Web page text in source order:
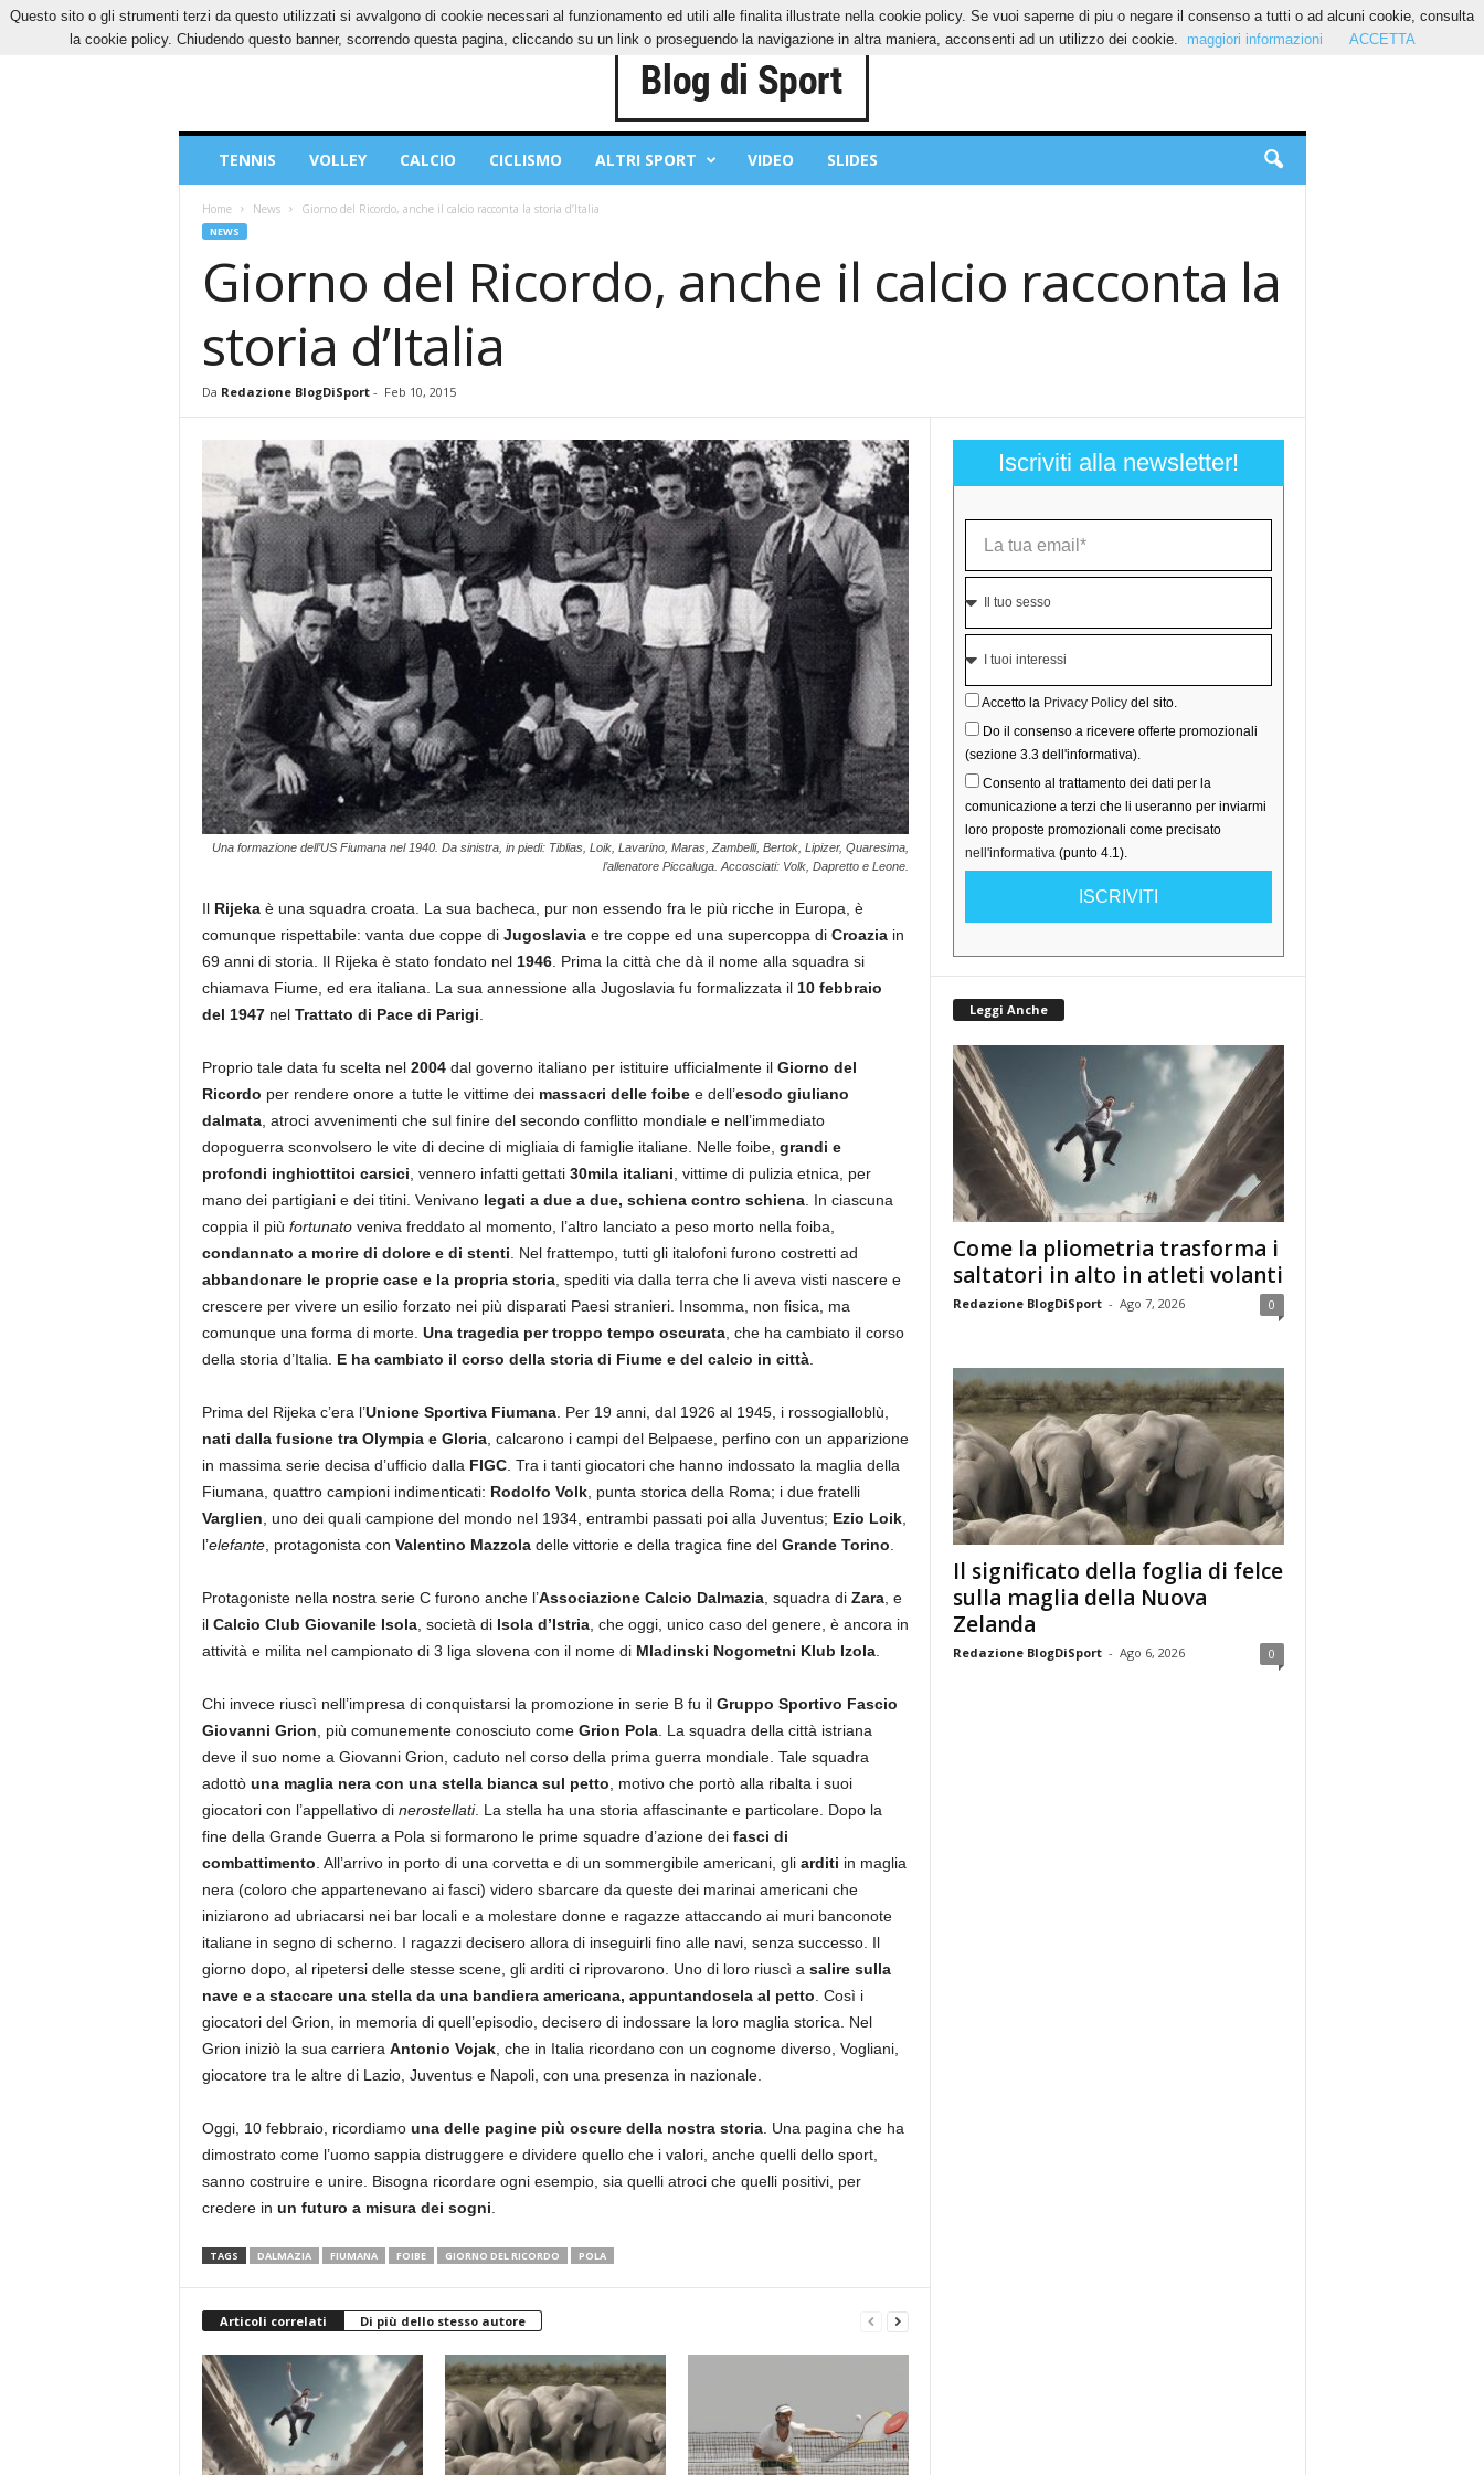
SABATO, 8 AGOSTO 2026 CONTATTI COOKIES PRIVACY POLICY
Sport
TENNIS VOLLEY CALCIO CICLISMO ALTRI SPORT VIDEO SLIDES
Home News Giorno del Ricordo, anche il calcio racconta la storia d’Italia
NEWS
Giorno del Ricordo, anche il calcio racconta la
storia d’Italia
Da Redazione BlogDiSport- Feb 10, 2015
Una formazione dell’US Fiumana nel 1940. Da sinistra, in piedi: Tiblias, Loik, Lavarino, Maras, Zambelli, Bertok, Lipizer, Quaresima,
l’allenatore Piccaluga. Accosciati: Volk, Dapretto e Leone.
Il Rijekaè una squadra croata. La sua bacheca, pur non essendo fra le più ricche in Europa, è
comunque rispettabile: vanta due coppe di Jugoslaviae tre coppe ed una supercoppa di Croaziain
69 anni di storia. Il Rijeka è stato fondato nel 1946. Prima la città che dà il nome alla squadra si
chiamava Fiume, ed era italiana. La sua annessione alla Jugoslavia fu formalizzata il 10 febbraio
del 1947nel Trattato di Pace di Parigi
Proprio tale data fu scelta nel 2004dal governo italiano per istituire ufficialmente il Giorno del
Ricordo per rendere onore a tutte le vittime dei massacri delle foibee dell’esodo giuliano
dalmata, atroci avvenimenti che sul finire del secondo conflitto mondiale e nell’immediato
dopoguerra sconvolsero le vite di decine di migliaia di famiglie italiane. Nelle foibe, grandi e
profondi inghiottitoi carsici , vennero infatti gettati 30mila italiani , vittime di pulizia etnica, per
mano dei partigiani e dei titini. Venivano legati a due a due, schiena contro schiena. In ciascuna
coppia il più fortunatoveniva freddato al momento, l’altro lanciato a peso morto nella foiba,
condannato a morire di dolore e di stenti . Nel frattempo, tutti gli italofoni furono costretti ad
abbandonare le proprie case e la propria storia, spediti via dalla terra che li aveva visti nascere e
crescere per vivere un esilio forzato nei più disparati Paesi stranieri. Insomma, non fisica, ma
comunque una forma di morte. Una tragedia per troppo tempo oscurata, che ha cambiato il corso
della storia d’Italia. E ha cambiato il corso della storia di Fiume e del calcio in città.
Prima del Rijeka c’era l’Unione Sportiva Fiumana. Per 19 anni, dal 1926 al 1945, i rossogialloblù,
nati dalla fusione tra Olympia e Gloria, calcarono i campi del Belpaese, perfino con un apparizione
in massima serie decisa d’ufficio dalla FIGC. Tra i tanti giocatori che hanno indossato la maglia della
Fiumana, quattro campioni indimenticati: Rodolfo Volk, punta storica della Roma; i due fratelli
Varglien , uno dei quali campione del mondo nel 1934, entrambi passati poi alla Juventus; Ezio Loik,
l’elefante, protagonista con Valentino Mazzoladelle vittorie e della tragica fine del Grande Torino
Protagoniste nella nostra serie C furono anche l’Associazione Calcio Dalmazia, squadra di Zara, e
il Calcio Club Giovanile Isola, società di Isola d’Istria, che oggi, unico caso del genere, è ancora in
attività e milita nel campionato di 3 liga slovena con il nome di Mladinski Nogometni Klub Izola.
Chi invece riuscì nell’impresa di conquistarsi la promozione in serie B fu il Gruppo Sportivo Fascio
Giovanni Grion , più comunemente conosciuto come Grion Pola. La squadra della città istriana
deve il suo nome a Giovanni Grion, caduto nel corso della prima guerra mondiale. Tale squadra
adottò una maglia nera con una stella bianca sul petto , motivo che portò alla ribalta i suoi
giocatori con l’appellativo di nerostellati. La stella ha una storia affascinante e particolare. Dopo la
fine della Grande Guerra a Pola si formarono le prime squadre d’azione dei fasci di
combattimento . All’arrivo in porto di una corvetta e di un sommergibile americani, gli arditi in maglia
nera (coloro che appartenevano ai fasci) videro sbarcare da queste dei marinai americani che
iniziarono ad ubriacarsi nei bar locali e a molestare donne e ragazze attaccando ai muri banconote
italiane in segno di scherno. I ragazzi decisero allora di inseguirli fino alle navi, senza successo. Il
giorno dopo, al ripetersi delle stesse scene, gli arditi ci riprovarono. Uno di loro riuscì a salire sulla
nave e a staccare una stella da una bandiera americana, appuntandosela al petto . Così i
giocatori del Grion, in memoria di quell’episodio, decisero di indossare la loro maglia storica. Nel
Grion iniziò la sua carriera Antonio Vojak, che in Italia ricordano con un cognome diverso, Vogliani,
giocatore tra le altre di Lazio, Juventus e Napoli, con una presenza in nazionale.
Oggi, 10 febbraio, ricordiamo una delle pagine più oscure della nostra storia. Una pagina che ha
dimostrato come l’uomo sappia distruggere e dividere quello che i valori, anche quelli dello sport,
sanno costruire e unire. Bisogna ricordare ogni esempio, sia quelli atroci che quelli positivi, per
credere in un futuro a misura dei sogni
TAGS DALMAZIA FIUMANA FOIBE GIORNO DEL RICORDO POLA
Articoli correlati Di più dello stesso autore
Iscriviti alla newsletter!
Accetto la Privacy Policydel sito.
Do il consenso a ricevere offerte promozionali
(sezione 3.3 dell'informativa).
Consento al trattamento dei dati per la
comunicazione a terzi che li useranno per inviarmi
loro proposte promozionali come precisato
nell'informativa(punto 4.1).
ISCRIVITI
Leggi Anche
Come la pliometria trasforma i
saltatori in alto in atleti volanti
Redazione BlogDiSport - Ago 7, 2026 0
Il significato della foglia di felce
sulla maglia della Nuova
Zelanda
Redazione BlogDiSport - Ago 6, 2026 0
Questo sito o gli strumenti terzi da questo utilizzati si avvalgono di cookie necessari al funzionamento ed utili alle finalita illustrate nella cookie policy. Se vuoi saperne di piu o negare il consenso a tutti o ad alcuni cookie, consulta
la cookie policy. Chiudendo questo banner, scorrendo questa pagina, cliccando su un link o proseguendo la navigazione in altra maniera, acconsenti ad un utilizzo dei cookie.
maggiori informazioni ACCETTA